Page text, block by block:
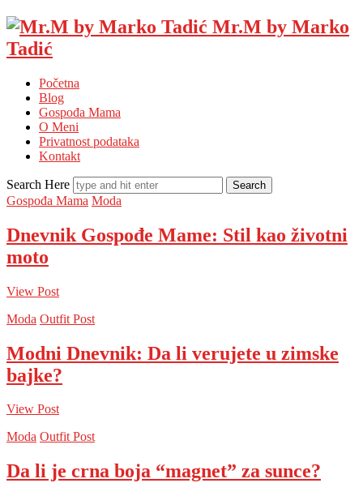
Mr.M by Marko
Tadić
Početna
Blog
Gospođa Mama
O Meni
Privatnost podataka
Kontakt
Search Here
Gospođa Mama Moda
Dnevnik Gospođe Mame: Stil kao životni
moto
View Post
Moda Outfit Post
Modni Dnevnik: Da li verujete u zimske
bajke?
View Post
Moda Outfit Post
Da li je crna boja “magnet” za sunce?